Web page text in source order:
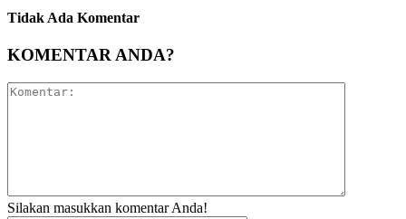
Tidak Ada Komentar
KOMENTAR ANDA?
Silakan masukkan komentar Anda!